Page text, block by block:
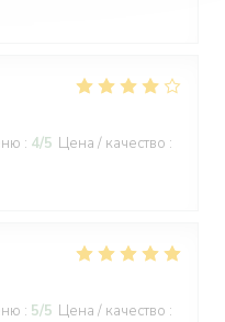
: 4/5 Цена / качество :
: 5/5 Цена / качество :